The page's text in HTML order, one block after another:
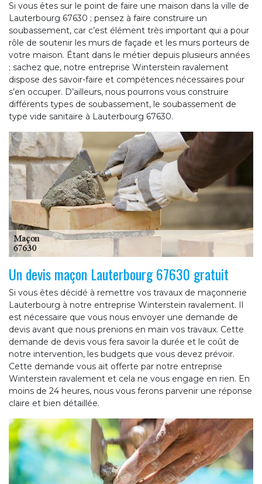
Si vous êtes sur le point de faire une maison dans la ville de
Lauterbourg 67630 ; pensez à faire construire un
soubassement, car c’est élément très important qui a pour
rôle de soutenir les murs de façade et les murs porteurs de
votre maison. Étant dans le métier depuis plusieurs années
; sachez que, notre entreprise Winterstein ravalement
dispose des savoir-faire et compétences nécessaires pour
s’en occuper. D’ailleurs, nous pourrons vous construire
différents types de soubassement, le soubassement de
type vide sanitaire à Lauterbourg 67630.
Un devis maçon Lauterbourg 67630 gratuit
Si vous êtes décidé à remettre vos travaux de maçonnerie
Lauterbourg à notre entreprise Winterstein ravalement. Il
est nécessaire que vous nous envoyer une demande de
devis avant que nous prenions en main vos travaux. Cette
demande de devis vous fera savoir la durée et le coût de
notre intervention, les budgets que vous devez prévoir.
Cette demande vous ait offerte par notre entreprise
Winterstein ravalement et cela ne vous engage en rien. En
moins de 24 heures, nous vous ferons parvenir une réponse
claire et bien détaillée.